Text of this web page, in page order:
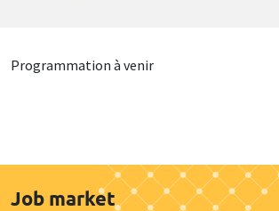
Programmation à venir
Job market